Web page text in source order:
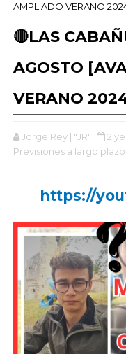
AMPLIADO VERANO
🔴LAS
AGOSTO
VERANO
Jorge Rey | "JR" 2
Previsiones a largo plazo,
https://